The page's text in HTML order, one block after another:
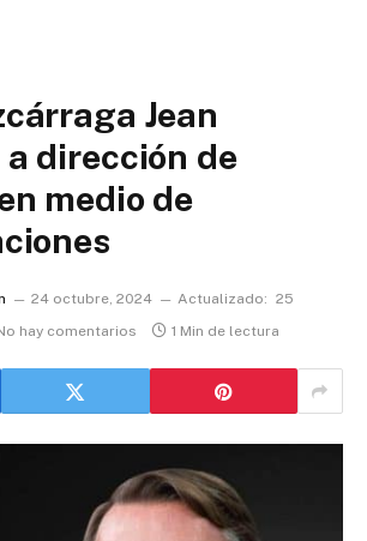
Jean
dirección de
medio de
24 octubre, 2024 Actualizado: 25
hay comentarios 1 Min de lectura